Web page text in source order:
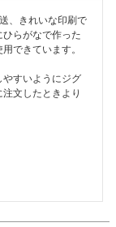
、きれいな印刷で
らがなで作った
できています。
すいようにジグ
文したときより